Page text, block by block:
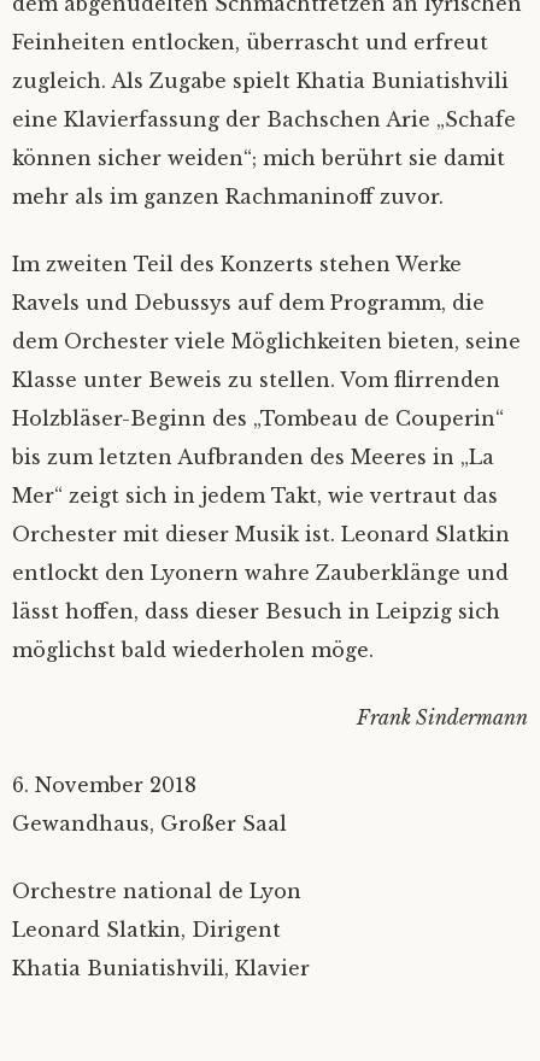
Feinheiten entlocken, überrascht und erfreut
zugleich. Als Zugabe spielt Khatia Buniatishvili
eine Klavierfassung der Bachschen Arie „Schafe
können sicher weiden“; mich berührt sie damit
mehr als im ganzen Rachmaninoff zuvor.
Im zweiten Teil des Konzerts stehen Werke
Ravels und Debussys auf dem Programm, die
dem Orchester viele Möglichkeiten bieten, seine
Klasse unter Beweis zu stellen. Vom flirrenden
Holzbläser-Beginn des „Tombeau de Couperin“
bis zum letzten Aufbranden des Meeres in „La
Mer“ zeigt sich in jedem Takt, wie vertraut das
Orchester mit dieser Musik ist. Leonard Slatkin
entlockt den Lyonern wahre Zauberklänge und
lässt hoffen, dass dieser Besuch in Leipzig sich
möglichst bald wiederholen möge.
Frank Sindermann
6. November 2018
Gewandhaus, Großer Saal
Orchestre national de Lyon
Leonard Slatkin, Dirigent
Khatia Buniatishvili, Klavier